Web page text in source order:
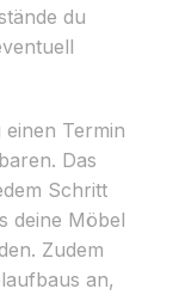
du
einen Termin
Das
Schritt
deine Möbel
Zudem
an,